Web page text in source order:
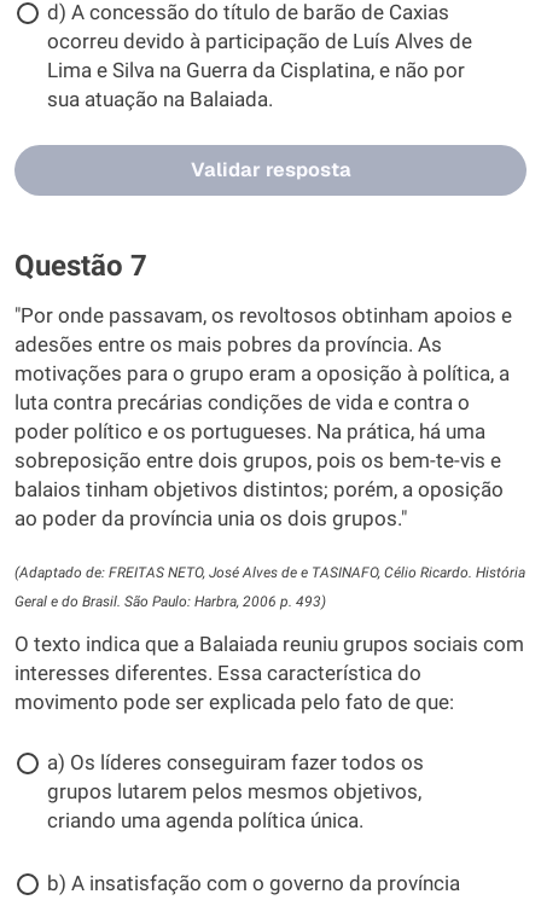
d) A concessão do título de barão de Caxias
ocorreu devido à participação de Luís Alves de
Lima e Silva na Guerra da Cisplatina, e não por
sua atuação na Balaiada.
Validar resposta
Questão 7
"Por onde passavam, os revoltosos obtinham apoios e
adesões entre os mais pobres da província. As
motivações para o grupo eram a oposição à política, a
luta contra precárias condições de vida e contra o
poder político e os portugueses. Na prática, há uma
sobreposição entre dois grupos, pois os bem-te-vis e
balaios tinham objetivos distintos; porém, a oposição
ao poder da província unia os dois grupos."
(Adaptado de: FREITAS NETO, José Alves de e TASINAFO, Célio Ricardo. História
Geral e do Brasil. São Paulo: Harbra, 2006 p. 493)
O texto indica que a Balaiada reuniu grupos sociais com
interesses diferentes. Essa característica do
movimento pode ser explicada pelo fato de que:
a) Os líderes conseguiram fazer todos os
grupos lutarem pelos mesmos objetivos,
criando uma agenda política única.
b) A insatisfação com o governo da província